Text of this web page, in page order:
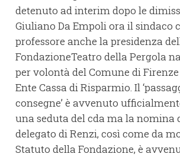
detenuto ad interim dopo le
Giuliano Da Empoli ora il sindaco
professore anche la presidenza
FondazioneTeatro della Pergola
per volontà del Comune di
Ente Cassa di Risparmio. Il
consegne’ è avvenuto
una seduta del cda ma la nomina
delegato di Renzi, così come da
Statuto della Fondazione, è